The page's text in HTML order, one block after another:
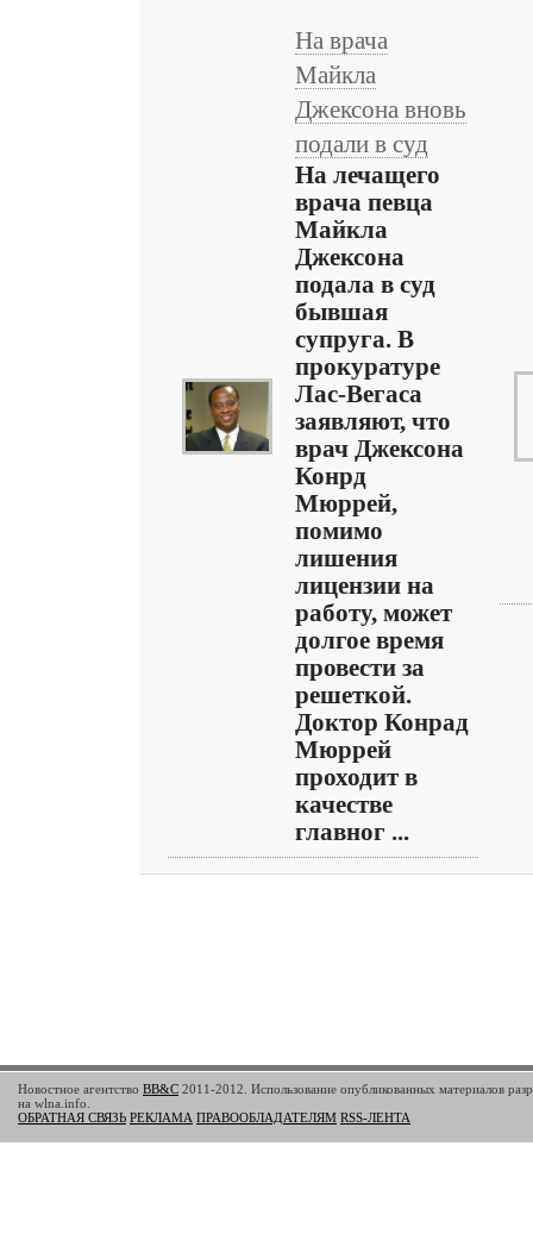
На врача
Майкла
Джексона вновь
подали в суд
На лечащего
врача певца
Майкла
Джексона
подала в суд
бывшая
супруга. В
прокуратуре
Лас-Вегаса
заявляют, что
врач Джексона
Конрд
Мюррей,
помимо
лишения
лицензии на
работу, может
долгое время
провести за
решеткой.
Доктор Конрад
Мюррей
проходит в
качестве
главног ...
Новостное агентство BB&C 2011-2012. Использование опубликованных материалов
на wlna.info.
ОБРАТНАЯ СВЯЗЬ РЕКЛАМА ПРАВООБЛАДАТЕЛЯМ RSS-ЛЕНТА